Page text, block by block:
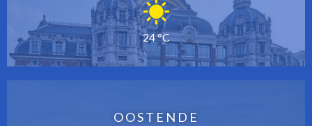
24 °C
OOSTENDE